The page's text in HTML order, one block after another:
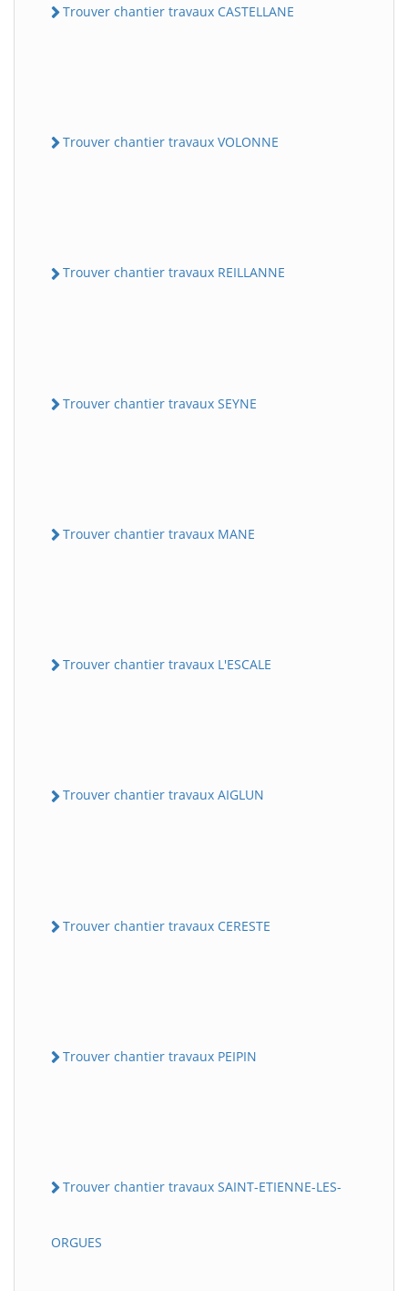
Trouver chantier travaux CASTELLANE
Trouver chantier travaux VOLONNE
Trouver chantier travaux REILLANNE
Trouver chantier travaux SEYNE
Trouver chantier travaux MANE
Trouver chantier travaux L'ESCALE
Trouver chantier travaux AIGLUN
Trouver chantier travaux CERESTE
Trouver chantier travaux PEIPIN
Trouver chantier travaux SAINT-ETIENNE-LES-
ORGUES